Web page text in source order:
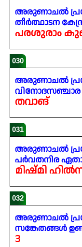
അരുണാചൽ
തീർത്ഥാടന
പരശുരാം
030
അരുണാചൽ
വിനോദസഞ്ചാര
തവാങ്
031
അരുണാചൽ
പർവതനിര
മിഷ്മി
032
അരുണാചൽ
സങ്കേതങ്ങൾ
3